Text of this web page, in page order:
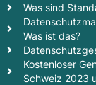
Was sind
Was ist das?
Kostenloser
Schweiz 2023